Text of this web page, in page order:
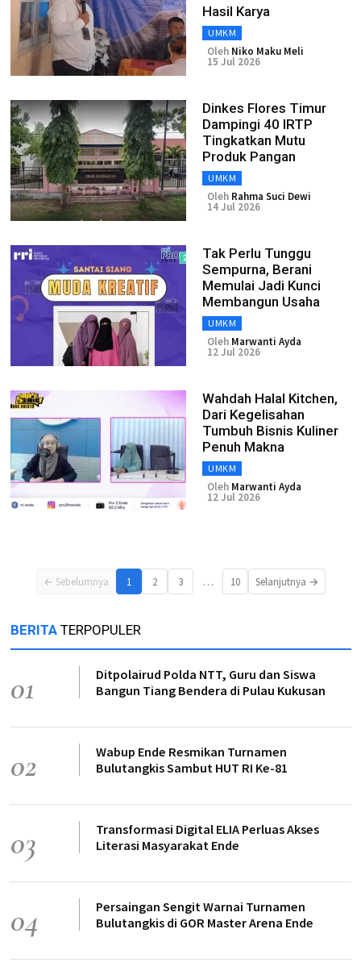
Hasil Karya
UMKM
Oleh Niko Maku Meli
15 Jul 2026
Dinkes Flores Timur
Dampingi 40 IRTP
Tingkatkan Mutu
Produk Pangan
UMKM
Oleh Rahma Suci Dewi
14 Jul 2026
Tak Perlu Tunggu
Sempurna, Berani
Memulai Jadi Kunci
Membangun Usaha
UMKM
Oleh Marwanti Ayda
12 Jul 2026
Wahdah Halal Kitchen,
Dari Kegelisahan
Tumbuh Bisnis Kuliner
Penuh Makna
UMKM
Oleh Marwanti Ayda
12 Jul 2026
← Sebelumnya 1 2 3 … 10 Selanjutnya →
BERITA TERPOPULER
01
Ditpolairud Polda NTT, Guru dan Siswa
Bangun Tiang Bendera di Pulau Kukusan
02
Wabup Ende Resmikan Turnamen
Bulutangkis Sambut HUT RI Ke-81
03
Transformasi Digital ELIA Perluas Akses
Literasi Masyarakat Ende
04
Persaingan Sengit Warnai Turnamen
Bulutangkis di GOR Master Arena Ende